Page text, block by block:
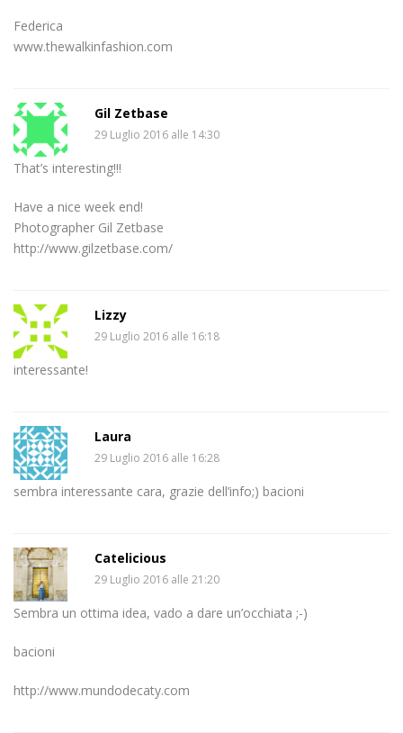
Federica
www.thewalkinfashion.com
Gil Zetbase
29 Luglio 2016 alle 14:30
That’s interesting!!!
Have a nice week end!
Photographer Gil Zetbase
http://www.gilzetbase.com/
Lizzy
29 Luglio 2016 alle 16:18
interessante!
Laura
29 Luglio 2016 alle 16:28
sembra interessante cara, grazie dell’info;) bacioni
Catelicious
29 Luglio 2016 alle 21:20
Sembra un ottima idea, vado a dare un’occhiata ;-)
bacioni
http://www.mundodecaty.com